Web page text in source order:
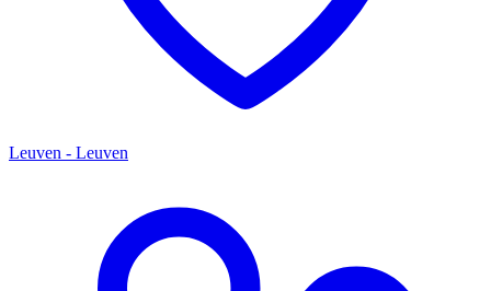
Leuven - Leuven